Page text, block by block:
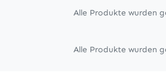
Alle Produkte wurden
Alle Produkte wurden